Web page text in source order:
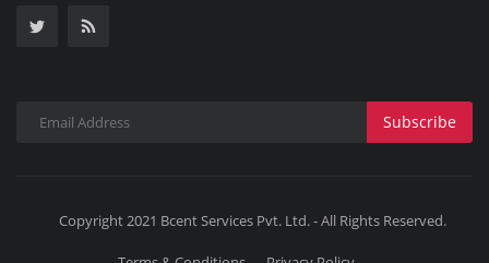
Subscribe
Copyright 2021 Bcent Services Pvt. Ltd. - All Rights Reserved.